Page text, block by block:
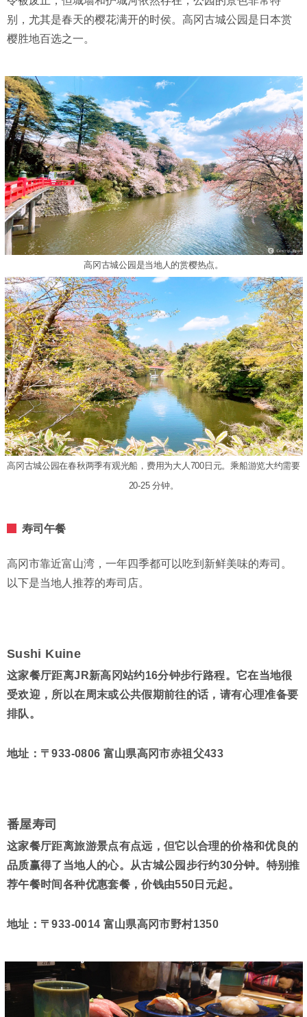
别，尤其是春天的樱花满开的时侯。高冈古城公园是日本赏
樱胜地百选之一。
高冈古城公园是当地人的赏樱热点。
高冈古城公园在春秋两季有观光船，费用为大人700日元。乘船游览大约需要
20-25 分钟。
寿司午餐
高冈市靠近富山湾，一年四季都可以吃到新鲜美味的寿司。
以下是当地人推荐的寿司店。
Sushi Kuine
这家餐厅距离JR新高冈站约16分钟步行路程。它在当地很
受欢迎，所以在周末或公共假期前往的话，请有心理准备要
排队。
地址：〒933-0806 富山県高冈市赤祖父433
番屋寿司
这家餐厅距离旅游景点有点远，但它以合理的价格和优良的
品质赢得了当地人的心。从古城公园步行约30分钟。特别推
荐午餐时间各种优惠套餐，价钱由550日元起。
地址：〒933-0014 富山県高冈市野村1350